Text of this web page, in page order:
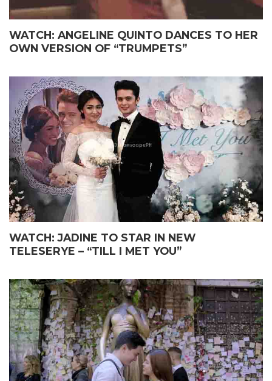
WATCH: ANGELINE QUINTO DANCES TO HER
OWN VERSION OF “TRUMPETS”
WATCH: JADINE TO STAR IN NEW
TELESERYE – “TILL I MET YOU”